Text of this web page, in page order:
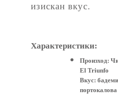
изискан вкус.
Характеристики:
Произход:
El Triunfo
Вкус: